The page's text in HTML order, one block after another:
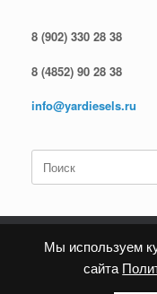
Мы используем
сайта
8 (902) 330 28 38
8 (4852) 90 28 38
info@yardiesels.ru
по: